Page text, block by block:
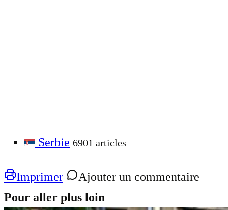
Serbie 6901 articles
Imprimer
Ajouter un commentaire
Pour aller plus loin